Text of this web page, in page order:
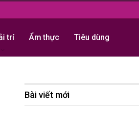
trí Ẩm thực Tiêu dùng
Bài viết mới